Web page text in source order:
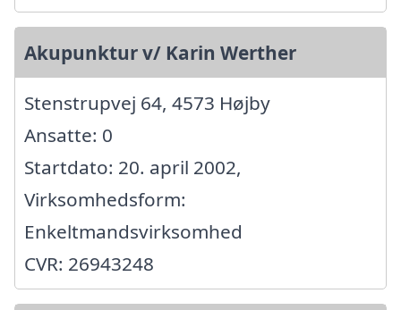
Akupunktur v/ Karin Werther
Stenstrupvej 64, 4573 Højby
Ansatte: 0
Startdato: 20. april 2002,
Virksomhedsform:
Enkeltmandsvirksomhed
CVR: 26943248